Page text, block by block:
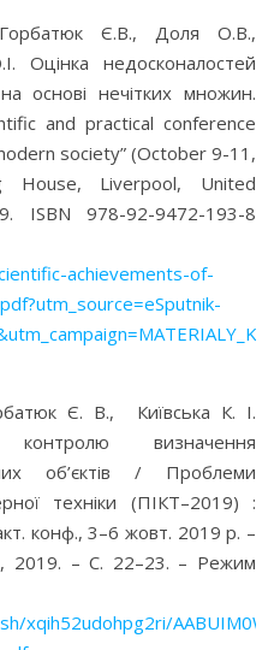
Є.В., Доля О.В.,
Оцінка недосконалостей
основі нечітких множин.
and practical conference
society” (October 9-11,
House, Liverpool, United
ISBN 978-92-9472-193-8
achievements-of-
Є. В., Київська К. І.
контролю визначення
об’єктів / Проблеми
техніки (ПІКТ–2019) :
конф., 3–6 жовт. 2019 р. –
2019. – С. 22–23. – Режим
xqih52udohpg2ri/